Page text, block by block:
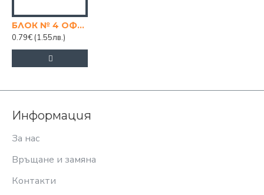
БЛОК № 4 ОФСЕТ
0.79€ (1.55лв.)
Информация
За нас
Връщане и замяна
Контакти